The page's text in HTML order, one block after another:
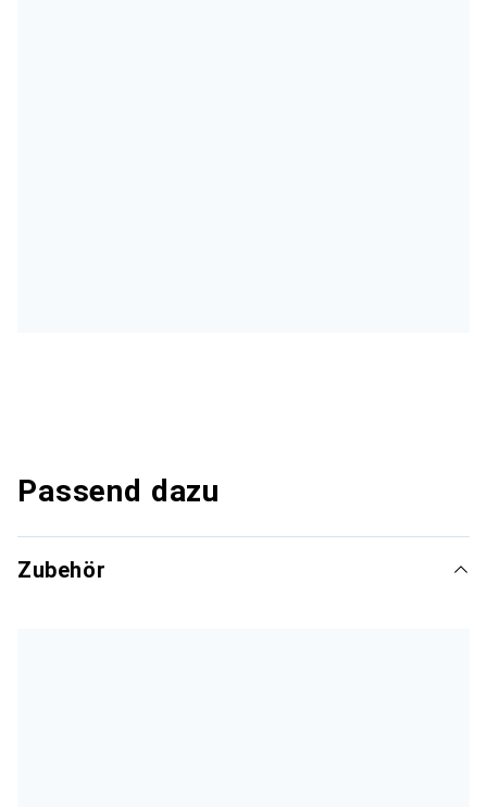
Passend dazu
Zubehör